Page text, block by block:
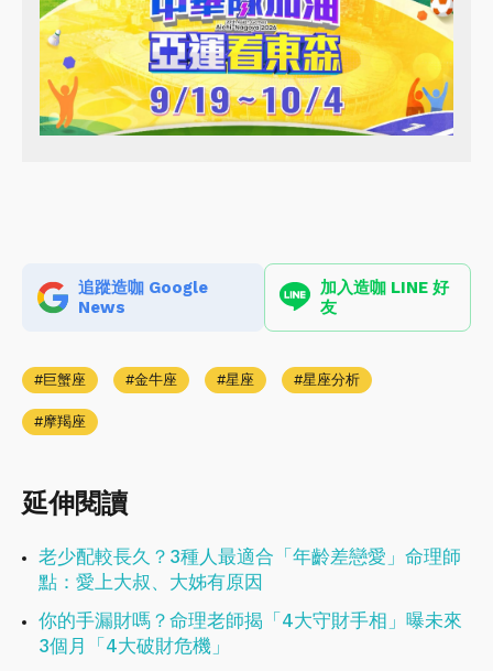
追蹤造咖 Google
News
加入造咖 LINE 好
友
巨蟹座 金牛座 星座 星座分析
摩羯座
延伸閱讀
老少配較長久？3種人最適合「年齡差戀愛」命理師
點：愛上大叔、大姊有原因
你的手漏財嗎？命理老師揭「4大守財手相」曝未來
3個月「4大破財危機」